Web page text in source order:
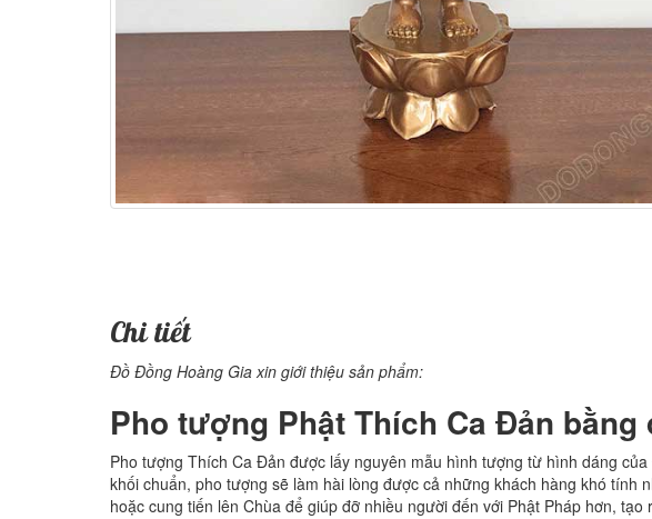
Chi tiết
Đồ Đồng Hoàng Gia xin giới thiệu sản phẩm:
Pho tượng Phật Thích Ca Đản
Pho tượng Thích Ca Đản được lấy nguyên mẫu hình tượng từ hình dáng
khối chuẩn, pho tượng sẽ làm hài lòng được cả những khách hàng khó
hoặc cung tiến lên Chùa để giúp đỡ nhiều người đến với Phật Pháp hơn, tạo